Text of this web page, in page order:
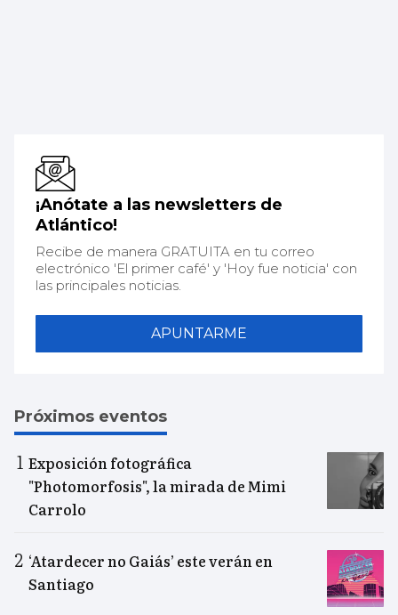
¡Anótate a las newsletters de
Atlántico!
Recibe de manera GRATUITA en tu correo
electrónico 'El primer café' y 'Hoy fue noticia' con
las principales noticias.
APUNTARME
Próximos eventos
Exposición fotográfica
"Photomorfosis", la mirada de Mimi
Carrolo
‘Atardecer no Gaiás’ este verán en
Santiago